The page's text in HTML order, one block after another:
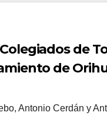
de
de
Antonio Cerdán y